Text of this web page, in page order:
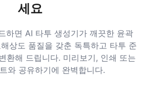
세요
하면 AI 타투 생성기가 깨끗한 윤곽
상도 품질을 갖춘 독특하고 타투 준
환해 드립니다. 미리보기, 인쇄 또는
와 공유하기에 완벽합니다.